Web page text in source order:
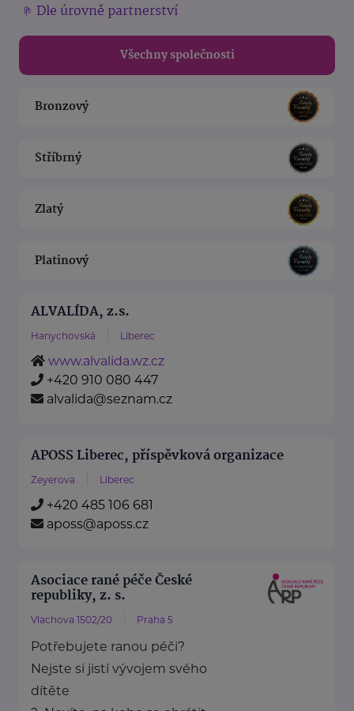
Dle úrovně partnerství
Všechny společnosti
Bronzový
Stříbrný
Zlatý
Platinový
ALVALÍDA, z.s.
Hanychovská Liberec
www.alvalida.wz.cz
+420 910 080 447
alvalida@seznam.cz
APOSS Liberec, příspěvková organizace
Zeyerova Liberec
+420 485 106 681
aposs@aposs.cz
Asociace rané péče České
republiky, z. s.
Vlachova 1502/20 Praha 5
Potřebujete ranou péči?
Nejste si jistí vývojem svého
dítěte